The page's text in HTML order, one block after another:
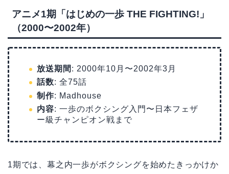
アニメ1期「はじめの一歩 THE FIGHTING!」
（2000〜2002年）
放送期間 : 2000年10月〜2002年3月
話数: 全75話
制作: Madhouse
内容: 一歩のボクシング入門〜日本フェザ
ー級チャンピオン戦まで
1期では、幕之内一歩がボクシングを始めたきっかけか